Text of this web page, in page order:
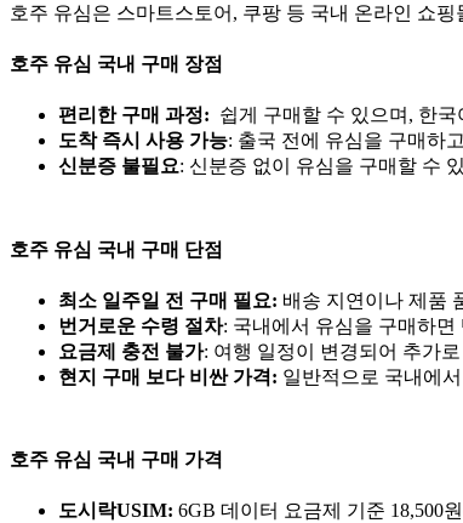
호주 유심은 스마트스토어, 쿠팡 등 국내 온라인 쇼
호주 유심 국내 구매 장점
편리한 구매 과정: 쉽게 구매할 수 있으며, 한
도착 즉시 사용 가능: 출국 전에 유심을 구매하
신분증 불필요: 신분증 없이 유심을 구매할 수
호주 유심 국내 구매 단점
최소 일주일 전 구매 필요: 배송 지연이나 제품
번거로운 수령 절차: 국내에서 유심을 구매하
요금제 충전 불가: 여행 일정이 변경되어 추가
현지 구매 보다 비싼 가격: 일반적으로 국내에
호주 유심 국내 구매 가격
도시락USIM: 6GB 데이터 요금제 기준 18,500